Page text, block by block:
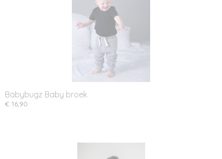
Babybugz Baby broek
€ 16,90